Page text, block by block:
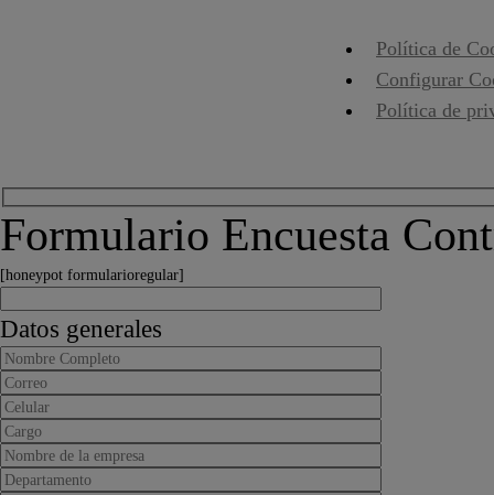
Política de
Configurar
Política de
Formulario Encuesta
[honeypot formularioregular]
Datos generales